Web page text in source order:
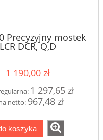
Precyzyjny mostek
LCR DCR, Q,D
1 190,00 zł
1 297,65 zł
netto: 967,48 zł
koszyka